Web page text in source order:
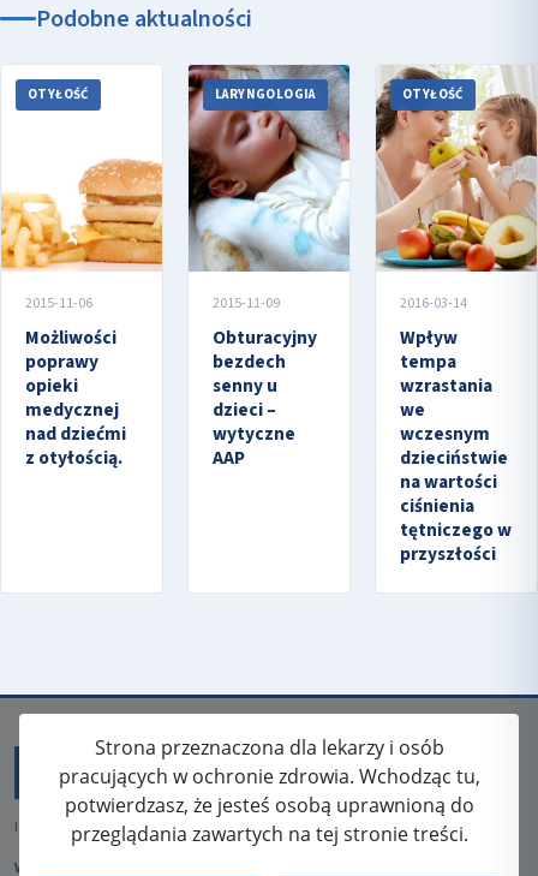
Podobne aktualności
OTYŁOŚĆ
2015-11-06
Możliwości
poprawy
opieki
medycznej
nad dziećmi
z otyłością.
LARYNGOLOGIA
2015-11-09
Obturacyjny
bezdech
senny u
dzieci –
wytyczne
AAP
OTYŁOŚĆ
2016-03-14
Wpływ
tempa
wzrastania
we
wczesnym
dzieciństwie
na wartości
ciśnienia
tętniczego w
przyszłości
Strona przeznaczona dla lekarzy i osób
pracujących w ochronie zdrowia. Wchodząc tu,
potwierdzasz, że jesteś osobą uprawnioną do
przeglądania zawartych na tej stronie treści.
ISSN: 2080-5438
WYDAWCA